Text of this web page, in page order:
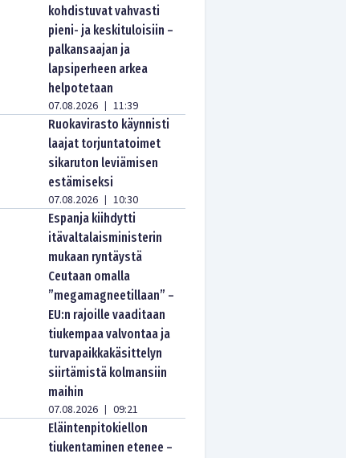
kohdistuvat vahvasti
pieni- ja keskituloisiin –
palkansaajan ja
lapsiperheen arkea
helpotetaan
07.08.2026 | 11:39
Ruokavirasto käynnisti
laajat torjuntatoimet
sikaruton leviämisen
estämiseksi
07.08.2026 | 10:30
Espanja kiihdytti
itävaltalaisministerin
mukaan ryntäystä
Ceutaan omalla
”megamagneetillaan” –
EU:n rajoille vaaditaan
tiukempaa valvontaa ja
turvapaikkakäsittelyn
siirtämistä kolmansiin
maihin
07.08.2026 | 09:21
Eläintenpitokiellon
tiukentaminen etenee –